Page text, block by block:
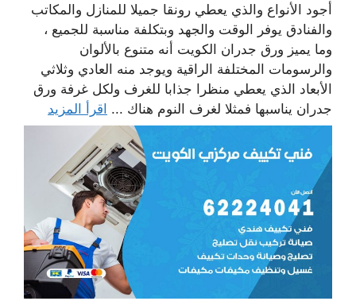
أجود الأنواع والذي يعطي رونقا جميلا للمنازل والمكاتب
والفنادق يوفر الوقت والجهد وبتكلفة مناسبة للجميع ،
وما يميز ورق جدران الكويت أنه متنوع بالألوان
والرسومات المختلفة الراقية ويوجد منه العادي وثلاثي
الأبعاد الذي يعطي منظرا جذابا للغرف ولكل غرفة ورق
جدران يناسبها فمثلا لغرف النوم هناك ... اقرأ المزيد